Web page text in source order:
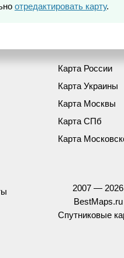
отредактировать карту.
Карта России
Карта Украины
Карта Москвы
Карта СПб
Карта
2007 — 2026
BestMaps.ru
Спутниковые